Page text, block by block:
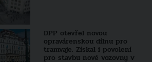
DPP otevřel novou
opravárenskou dílnu pro
tramvaje. Získal i povolení
pro stavbu nové vozovny v